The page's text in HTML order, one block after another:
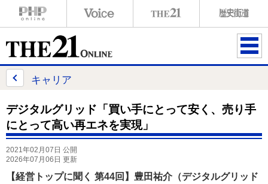
ME
キャリア
デジタルグリッド「買い手にとって安く、売り手
にとって高い再エネを実現」
2021年02月07日 公開
2026年07月06日 更新
【経営トップに聞く 第44回】豊田祐介（デジタルグリッド